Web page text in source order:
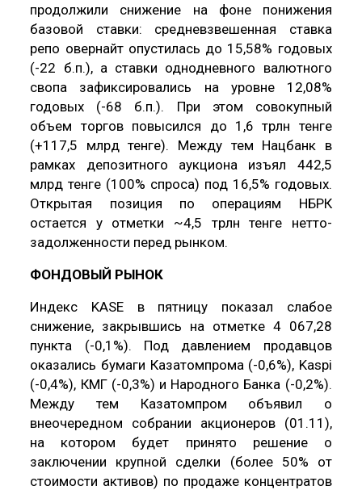
продолжили снижение на фоне понижения
базовой ставки: средневзвешенная ставка
репо овернайт опустилась до 15,58% годовых
(-22 б.п.), а ставки однодневного валютного
свопа зафиксировались на уровне 12,08%
годовых (-68 б.п.). При этом совокупный
объем торгов повысился до 1,6 трлн тенге
(+117,5 млрд тенге). Между тем Нацбанк в
рамках депозитного аукциона изъял 442,5
млрд тенге (100% спроса) под 16,5% годовых.
Открытая позиция по операциям НБРК
остается у отметки ~4,5 трлн тенге нетто-
задолженности перед рынком.
ФОНДОВЫЙ РЫНОК
Индекс KASE в пятницу показал слабое
снижение, закрывшись на отметке 4 067,28
пункта (-0,1%). Под давлением продавцов
оказались бумаги Казатомпрома (-0,6%), Kaspi
(-0,4%), КМГ (-0,3%) и Народного Банка (-0,2%).
Между тем Казатомпром объявил о
внеочередном собрании акционеров (01.11),
на котором будет принято решение о
заключении крупной сделки (более 50% от
стоимости активов) по продаже концентратов